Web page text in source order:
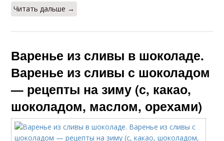
Читать дальше →
Варенье из сливы в шоколаде.
Варенье из сливы с шоколадом
— рецепты на зиму (с, какао,
шоколадом, маслом, орехами)